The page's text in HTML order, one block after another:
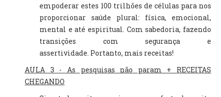
empoderar estes 100 trilhões de células para nos
proporcionar saúde plural: física, emocional,
mental e até espiritual. Com sabedoria, fazendo
transições com segurança e
assertividade. Portanto, mais receitas!
AULA 3 - As pesquisas não param + RECEITAS
CHEGANDO